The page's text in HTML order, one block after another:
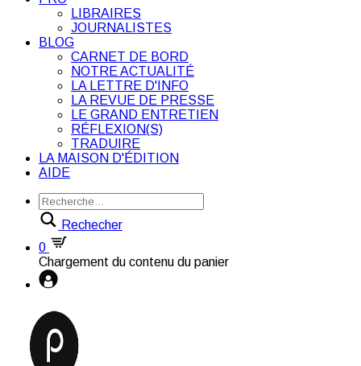
LIBRAIRES
JOURNALISTES
BLOG
CARNET DE BORD
NOTRE ACTUALITÉ
LA LETTRE D'INFO
LA REVUE DE PRESSE
LE GRAND ENTRETIEN
RÉFLEXION(S)
TRADUIRE
LA MAISON D'ÉDITION
AIDE
Rechecher
0
Chargement du contenu du panier